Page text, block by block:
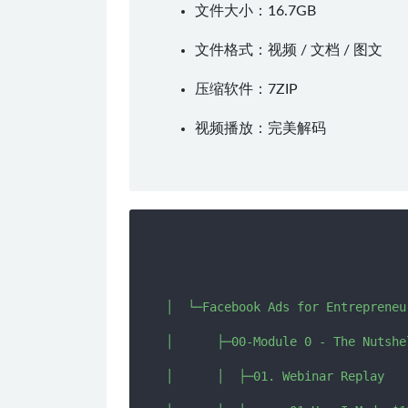
文件大小：16.7GB
文件格式：视频 / 文档 / 图文
压缩软件： 7ZIP
视频播放： 完美解码
│  └─Facebook Ads for
│      ├─00-Module 0 - The
│      │  ├─01. Webinar Replay